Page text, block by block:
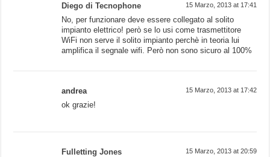
Diego di Tecnophone 15 Marzo, 2013 at 17:41
No, per funzionare deve essere collegato al solito
impianto elettrico! però se lo usi come trasmettitore
WiFi non serve il solito impianto perchè in teoria lui
amplifica il segnale wifi. Però non sono sicuro al 100%
andrea 15 Marzo, 2013 at 17:42
ok grazie!
Fulletting Jones 15 Marzo, 2013 at 20:59